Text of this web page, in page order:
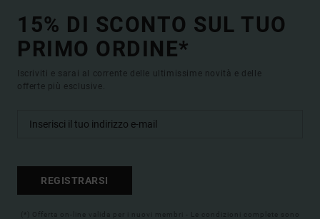
15% DI SCONTO SUL TUO
PRIMO ORDINE*
Iscriviti e sarai al corrente delle ultimissime novità e delle
offerte più esclusive.
REGISTRARSI
(*) Offerta on-line valida per i nuovi membri - Le condizioni complete sono